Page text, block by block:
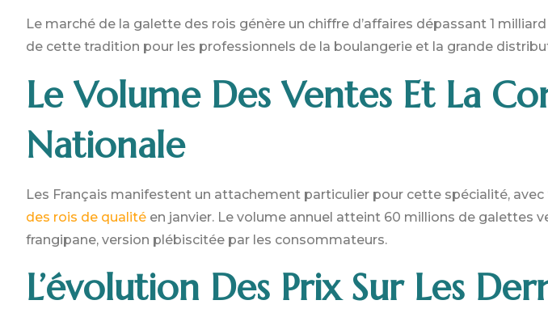
Le marché de la galette des rois génère un chiffre d’affaires dépassant 1
de cette tradition pour les professionnels de la boulangerie et la grande
Le Volume Des Ventes Et La
Nationale
Les Français manifestent un attachement particulier pour cette spécialité, avec
des rois de qualité en janvier. Le volume annuel atteint 60 millions de galettes
frangipane, version plébiscitée par les consommateurs.
L’évolution Des Prix Sur Les